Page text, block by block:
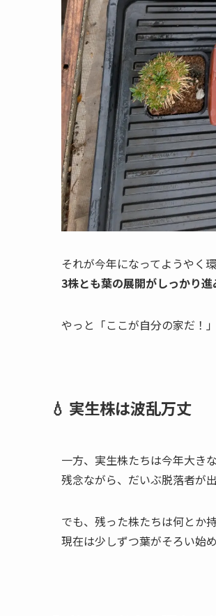
それが今年になってようやく
3株とも葉の展開がしっかり
やっと「ここが自分の家だ！
💧 実生株は波乱万丈
一方、実生株たちは今年大き
残念ながら、だいぶ脱落者が
でも、残った株たちは何とか持
現在は少しずつ葉がそろい始め